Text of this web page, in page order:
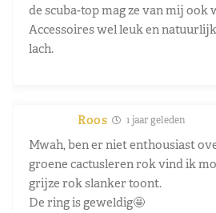
de scuba-top mag ze van mij ook
Accessoires wel leuk en
lach.
Roos 1 jaar geleden
Mwah, ben er niet enthousiast
groene cactusleren rok vind ik
grijze rok slanker toont.
De ring is geweldig🤩